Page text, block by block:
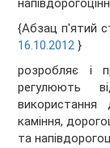
{Абзац п'ятий
16.10.2012 }
розробляє і
регулюють
використання
каміння,
та